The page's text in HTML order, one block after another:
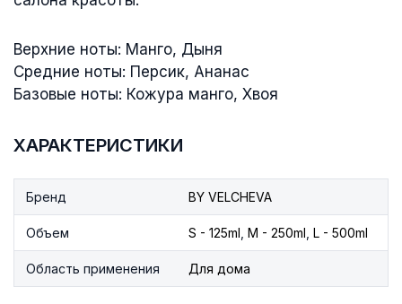
Верхние ноты: Манго, Дыня
Средние ноты: Персик, Ананас
Базовые ноты: Кожура манго, Хвоя
ХАРАКТЕРИСТИКИ
Бренд BY VELCHEVA
Объем S - 125ml M - 250ml L - 500ml
Область применения Для дома